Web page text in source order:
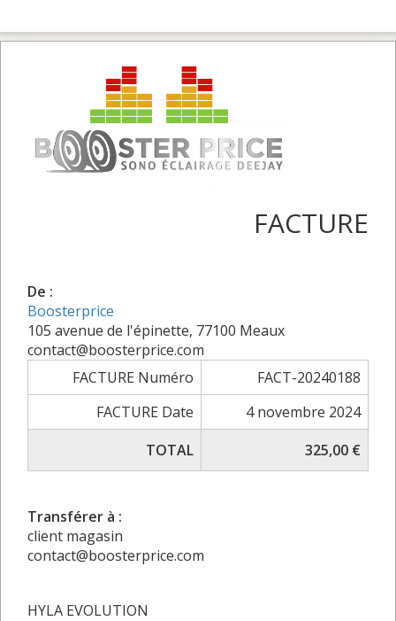
FACTURE
De :
Boosterprice
105 avenue de l'épinette, 77100 Meaux
contact@boosterprice.com
FACTURE Numéro
FACT-20240188
FACTURE Date
4 novembre 2024
TOTAL
325,00 €
Transférer à :
client magasin
contact@boosterprice.com
HYLA EVOLUTION